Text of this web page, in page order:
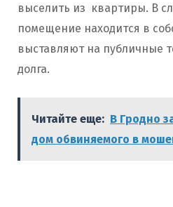
выселить из квартиры. В
помещение находится в
выставляют на публичные
долга.
Читайте еще: В Гродно
дом обвиняемого в